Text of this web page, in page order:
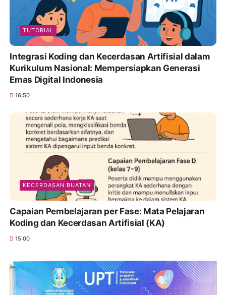
TUTORIAL
Integrasi Koding dan Kecerdasan Artifisial dalam
Kurikulum Nasional: Mempersiapkan Generasi
Emas Digital Indonesia
16:50
KECERDASAN BUATAN
Capaian Pembelajaran per Fase: Mata Pelajaran
Koding dan Kecerdasan Artifisial (KA)
15:00